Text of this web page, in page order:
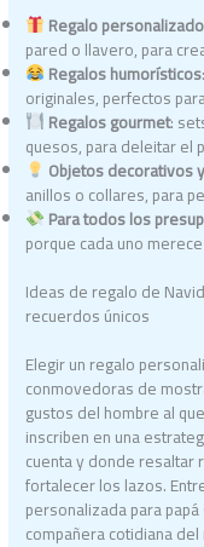
Regalo
pared o llavero, para
Regalos humorísticos
originales, perfectos
Regalos gourmet:
quesos, para deleitar el
Objetos decorativos
anillos o collares, para
Para todos los
porque cada uno
Ideas de regalo de
recuerdos únicos
Elegir un regalo
conmovedoras de
gustos del hombre al
inscriben en una
cuenta y donde resaltar
fortalecer los lazos.
personalizada para
compañera cotidiana